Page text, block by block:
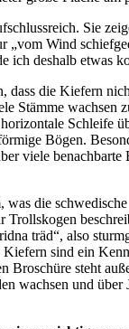
Sie
„vom Wind
ich deshalb etwas
dass die Kiefern
Stämme wachsen
Schleife
Bögen.
viele
was die schwedische
Trollskogen
träd“, also
sind ein
Broschüre steht
wachsen und über